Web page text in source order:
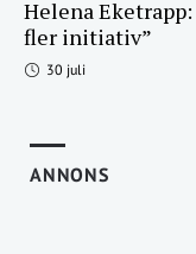
Helena
fler initiativ”
30 juli
ANNONS